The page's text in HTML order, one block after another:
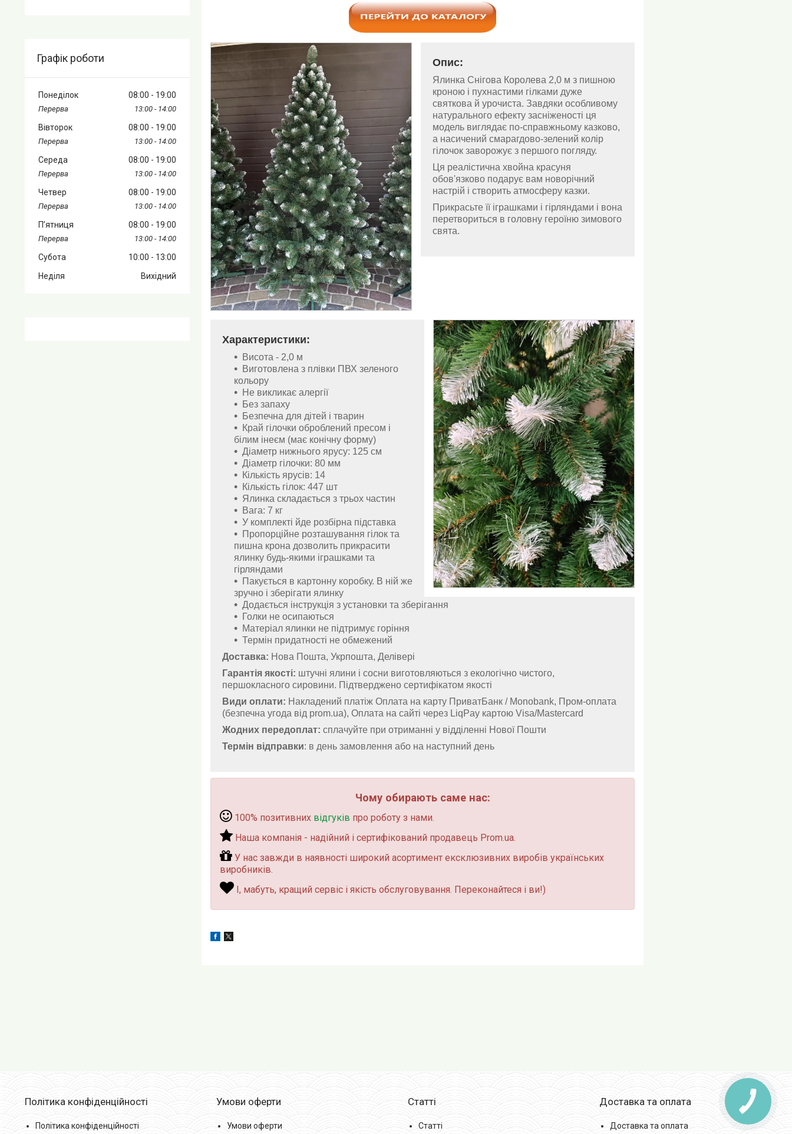
Опис:
Ялинка Снігова Королева 2,0 м з пишною
кроною і пухнастими гілками дуже
святкова й урочиста. Завдяки особливому
натурального ефекту засніженості ця
модель виглядає по-справжньому казково,
а насичений смарагдово-зелений колір
гілочок заворожує з першого погляду.
Ця реалістична хвойна красуня
обов'язково подарує вам новорічний
настрій і створить атмосферу казки.
Прикрасьте її іграшками і гірляндами і вона
перетвориться в головну героїню зимового
свята.
Характеристики:
Висота - 2,0 м
Виготовлена з плівки ПВХ зеленого
кольору
Не викликає алергії
Без запаху
Безпечна для дітей і тварин
Край гілочки оброблений пресом і
білим інеєм (має конічну форму)
Діаметр нижнього ярусу: 125 см
Діаметр гілочки: 80 мм
Кількість ярусів: 14
Кількість гілок: 447 шт
Ялинка складається з трьох частин
Вага: 7 кг
У комплекті йде розбірна підставка
Пропорційне розташування гілок та
пишна крона дозволить прикрасити
ялинку будь-якими іграшками та
гірляндами
Пакується в картонну коробку. В ній же
зручно і зберігати ялинку
Додається інструкція з установки та зберігання
Голки не осипаються
Матеріал ялинки не підтримує горіння
Термін придатності не обмежений
Доставка: Нова Пошта, Укрпошта, Делівері
Гарантія якості: штучні ялини і сосни виготовляються з екологічно чистого,
першокласного сировини. Підтверджено сертифікатом якості
Види оплати: Накладений платіж Оплата на карту ПриватБанк / Monobank, Пром-оплата
(безпечна угода від prom.ua), Оплата на сайті через LiqPay картою Visa/Mastercard
Жодних передоплат: сплачуйте при отриманні у відділенні Нової Пошти
Термін відправки: в день замовлення або на наступний день
Чому обирають саме нас:
100% позитивних відгуків про роботу з нами.
Наша компанія - надійний і сертифікований продавець Prom.ua.
У нас завжди в наявності широкий асортимент ексклюзивних виробів українських
виробників.
І, мабуть, кращий сервіс і якість обслуговування. Переконайтеся і ви!)
Графік роботи
Понеділок 08:00 19:00
13:00 14:00
Вівторок 08:00 19:00
13:00 14:00
Середа 08:00 19:00
13:00 14:00
Четвер 08:00 19:00
13:00 14:00
Пʼятниця 08:00 19:00
13:00 14:00
Субота 10:00
13:00
Неділя
Вихідний
Політика конфіденційності
Політика конфіденційності
Умови оферти
Умови оферти
Статті
Статті
Доставка та оплата
Доставка та оплата